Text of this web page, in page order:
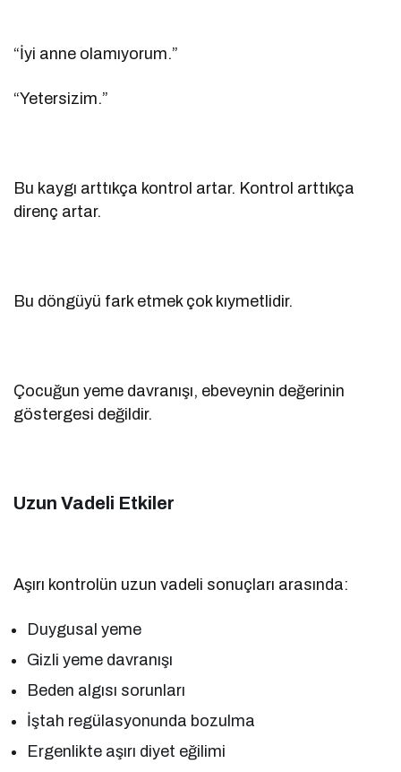
“İyi anne olamıyorum.”
“Yetersizim.”
Bu kaygı arttıkça kontrol artar. Kontrol arttıkça
direnç artar.
Bu döngüyü fark etmek çok kıymetlidir.
Çocuğun yeme davranışı, ebeveynin değerinin
göstergesi değildir.
Uzun Vadeli Etkiler
Aşırı kontrolün uzun vadeli sonuçları arasında:
Duygusal yeme
Gizli yeme davranışı
Beden algısı sorunları
İştah regülasyonunda bozulma
Ergenlikte aşırı diyet eğilimi